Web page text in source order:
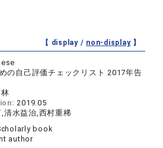
【 display / non-display】
の自己評価チェックリスト 2017年告
2019.05
,清水益治,西村重稀
book
author